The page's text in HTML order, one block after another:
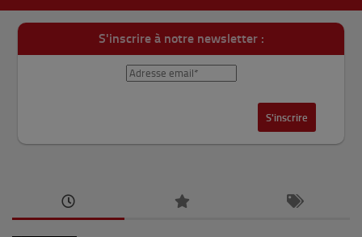
S'inscrire à notre newsletter :